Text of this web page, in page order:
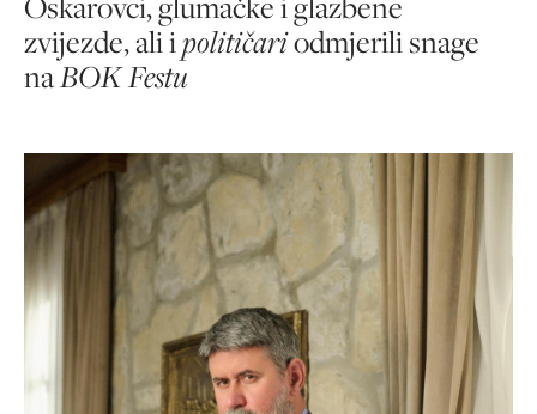
zvijezde, ali ipolitičariodmjerili snage
naBOK Festu